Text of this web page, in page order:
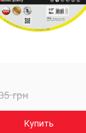
грн
Купить